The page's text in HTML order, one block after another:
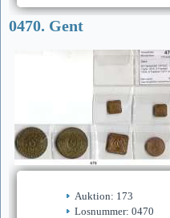
0470. Gent
Auktion: 173
Losnummer: 0470